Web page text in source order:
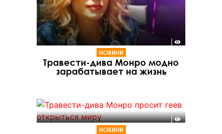
НОВИНИ
Травести-дива Монро модно
зарабатывает на жизнь
НОВИНИ